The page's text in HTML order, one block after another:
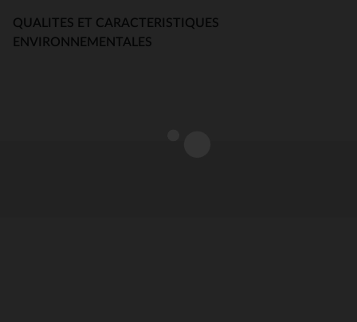
QUALITES ET CARACTERISTIQUES
ENVIRONNEMENTALES